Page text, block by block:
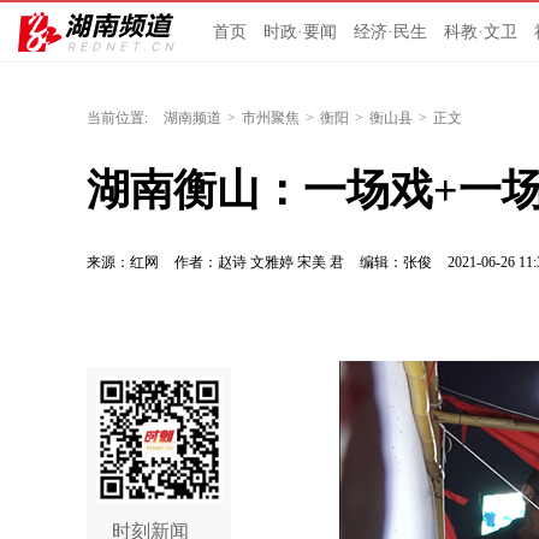
首页 时政·要闻 经济·民生 科教·文卫
当前位置: 湖南频道 > 市州聚焦 > 衡阳 > 衡山县 > 正文
湖南衡山：一场戏+一
来源：红网 作者：赵诗 文雅婷 宋美 君 编辑：张俊 2021-06-26
时刻新闻